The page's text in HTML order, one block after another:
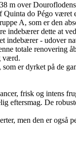
m over
do Pégo
A, som er den
dette at
indebærer - udover
totale renovering
værd.
er dyrket på de
frisk og intens
eftersmag. De
men den er også